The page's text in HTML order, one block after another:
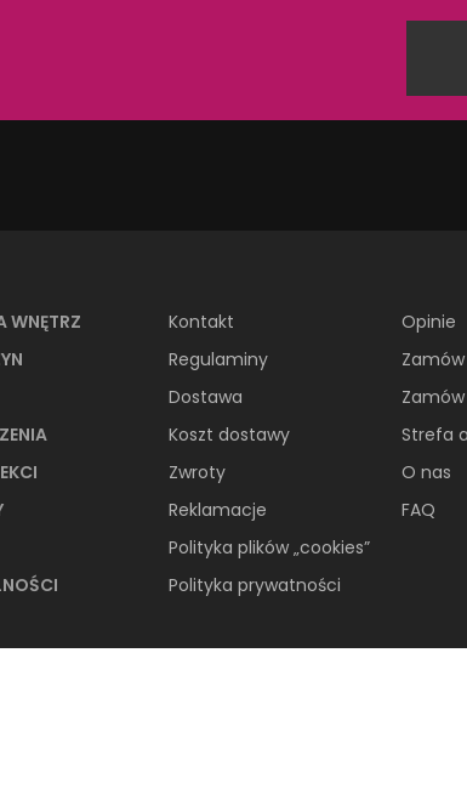
ZOBACZ
ARTYKUŁY
WNĘTRZ
Kontakt
Regulaminy
Dostawa
Koszt dostawy
Zwroty
Reklamacje
Polityka plików „cookies”
Polityka prywatności
Opinie
Strefa
O nas
FAQ